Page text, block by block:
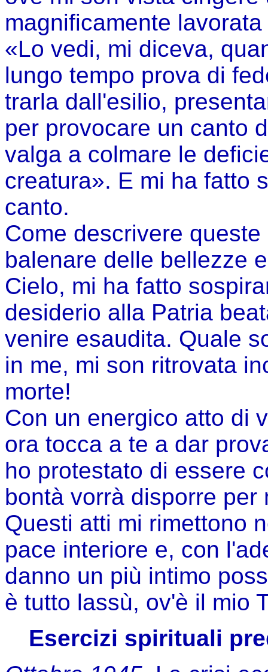
magnificamente
«Lo vedi, mi diceva,
lungo tempo prova di
trarla dall'esilio,
per provocare un canto
valga a colmare le
creatura». E mi ha fatto
canto.
Come descrivere
balenare delle bellezze
Cielo, mi ha fatto
desiderio alla Patria
venire esaudita. Quale
in me, mi son ritrovata
morte!
Con un energico atto di
ora tocca a te a dar
ho protestato di essere
bontà vorrà disporre per
Questi atti mi rimettono
pace interiore e, con
danno un più intimo
è tutto lassù, ov'è il mio
Esercizi spirituali